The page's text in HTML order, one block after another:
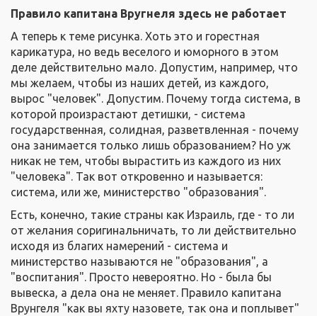
Правило капитана Вругнеля здесь не работает
А теперь к теме рисунка. Хоть это и горестная
карикатура, но ведь веселого и юморного в этом
деле действительно мало. Допустим, например, что
мы желаем, чтобы из наших детей, из каждого,
вырос "человек". Допустим. Почему тогда система, в
которой произрастают детишки, - система
государственная, солидная, разветвленная - почему
она занимается только лишь образованием? Но уж
никак не тем, чтобы вырастить из каждого из них
"человека". Так вот откровенно и называется:
система, или же, министерство "образования".
Есть, конечно, такие страны как Израиль, где - то ли
от желания соригинальничать, то ли действительно
исходя из благих намерений - система и
министерство называются не "образования", а
"воспитания". Просто невероятно. Но - была бы
вывеска, а дела она не меняет. Правило капитана
Врунгеля "как вы яхту назовете, так она и поплывет"